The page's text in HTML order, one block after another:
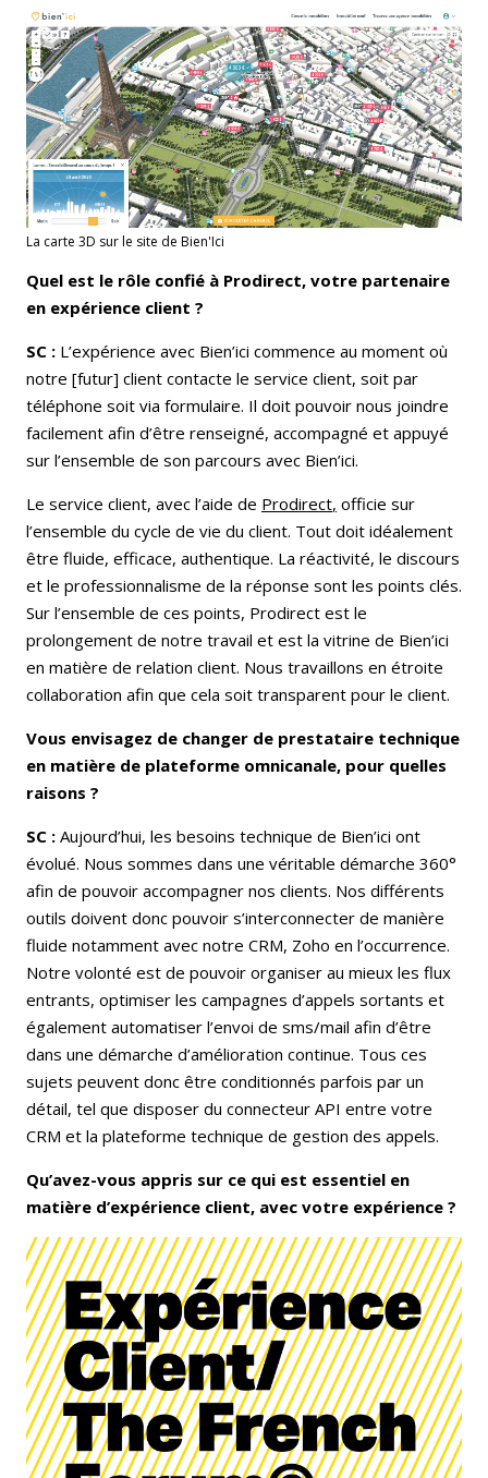
La carte 3D sur le site de Bien'Ici
Quel est le rôle confié à Prodirect, votre partenaire
en expérience client ?
SC : L’expérience avec Bien’ici commence au moment où
notre [futur] client contacte le service client, soit par
téléphone soit via formulaire. Il doit pouvoir nous joindre
facilement afin d’être renseigné, accompagné et appuyé
sur l’ensemble de son parcours avec Bien’ici.
Le service client, avec l’aide de Prodirect, officie sur
l’ensemble du cycle de vie du client. Tout doit idéalement
être fluide, efficace, authentique. La réactivité, le discours
et le professionnalisme de la réponse sont les points clés.
Sur l’ensemble de ces points, Prodirect est le
prolongement de notre travail et est la vitrine de Bien’ici
en matière de relation client. Nous travaillons en étroite
collaboration afin que cela soit transparent pour le client.
Vous envisagez de changer de prestataire technique
en matière de plateforme omnicanale, pour quelles
raisons ?
SC : Aujourd’hui, les besoins technique de Bien’ici ont
évolué. Nous sommes dans une véritable démarche 360°
afin de pouvoir accompagner nos clients. Nos différents
outils doivent donc pouvoir s’interconnecter de manière
fluide notamment avec notre CRM, Zoho en l’occurrence.
Notre volonté est de pouvoir organiser au mieux les flux
entrants, optimiser les campagnes d’appels sortants et
également automatiser l’envoi de sms/mail afin d’être
dans une démarche d’amélioration continue. Tous ces
sujets peuvent donc être conditionnés parfois par un
détail, tel que disposer du connecteur API entre votre
CRM et la plateforme technique de gestion des appels.
Qu’avez-vous appris sur ce qui est essentiel en
matière d’expérience client, avec votre expérience ?